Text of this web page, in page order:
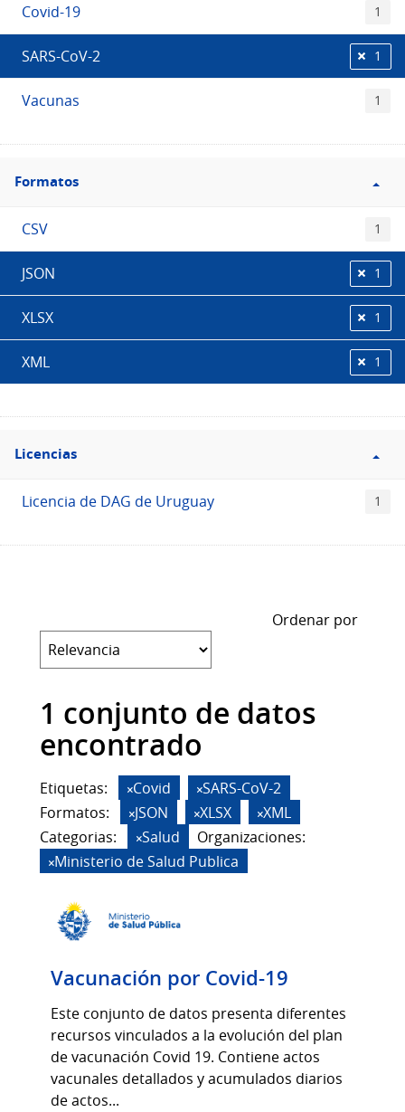
Covid-19 1
SARS-CoV-2 1
Vacunas 1
Filtro
Formatos
Formatos
CSV 1
JSON 1
XLSX 1
XML 1
Filtro
Licencias
Licencias
Licencia de DAG de Uruguay 1
Ordenar por
1 conjunto de datos
encontrado
Etiquetas: Covid
SARS-CoV-2
Formatos:
JSON XLSX
XML
Categorias:
Salud
Organizaciones:
Ministerio de Salud Publica
Vacunación por Covid-19
Este conjunto de datos presenta diferentes
recursos vinculados a la evolución del plan
de vacunación Covid 19. Contiene actos
vacunales detallados y acumulados diarios
de actos...